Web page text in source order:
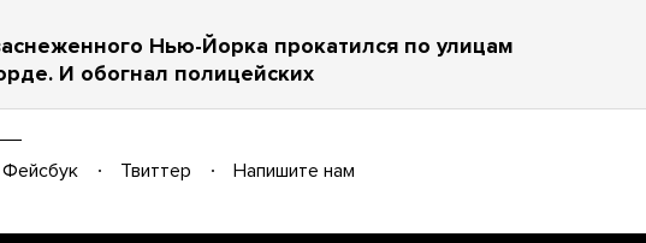
Нью-Йорка прокатился по улицам
И обогнал полицейских
Фейсбук Твиттер Напишите нам